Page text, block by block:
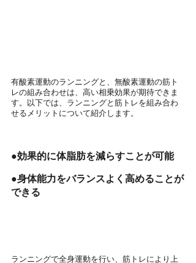
有酸素運動のランニングと、無酸素運動の筋ト
レの組み合わせは、高い相乗効果が期待できま
す。以下では、ランニングと筋トレを組み合わ
せるメリットについて紹介します。
●効果的に体脂肪を減らすことが可能
●身体能力をバランスよく高めることが
できる
ランニングで全身運動を行い、筋トレにより上